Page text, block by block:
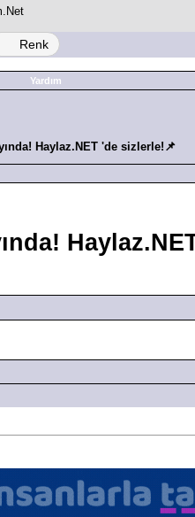
Renk
Yardım
Haylaz.NET 'de sizlerle!📌